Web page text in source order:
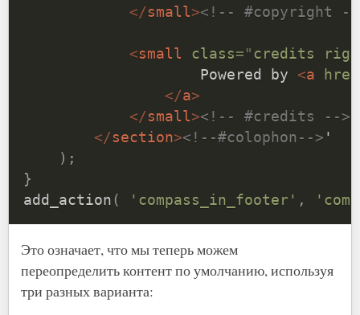
</small><!-- #copyright --
<small class= " credits
                    Powered by
<a href
</a>
</small><!-- #credits -->
</section><!--#colophon--> '
) ;
}
add_action ( 'compass_in_footer' ,
Это означает, что мы теперь можем
переопределить контент по умолчанию, используя
три разных варианта: